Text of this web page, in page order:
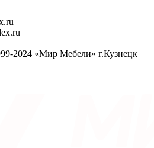
2024 «Мир Мебели» г.Кузнецк